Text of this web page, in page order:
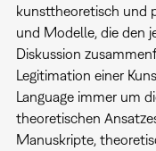
kunsttheoretisch und
und Modelle, die den
Diskussion
Legitimation einer
Language immer um
theoretischen
Manuskripte,